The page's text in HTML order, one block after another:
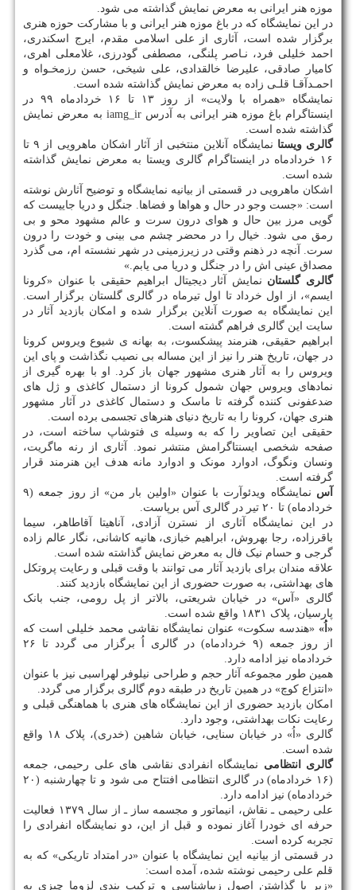
موزه هنر ایرانی به معرض نمایش گذاشته می شود.
در این نمایشگاه که در باغ موزه هنر ایرانی و با مشارکت حوزه هنری
برگزار شده است، آثاری از علی اسلامی مقدم، ایرج اسکندری،
احمد خلیلی فرد، نـاصر پلنگی، مصطفی گودرزی، غلامعلی اهری،
کامیار صادقی، علیرضا خالقدادی، علی شیخی، حسن رزمخـواه و
احمـدآقـا قلـی زاده به معرض نمایش گذاشته شده است.
نمایشگاه «همراه با ولایت» از روز ۱۳ تا ۱۶ خردادماه ۹۹ در
اینستاگرام باغ موزه هنر ایرانی به آدرس iamg_ir به معرض نمایش
گذاشته شده است.
گالری ویستا
نمایشگاه آنلاین منتخبی از آثار اشکان ماهرویی از ۹ تا
۱۶ خردادماه در اینستاگرام گالری ویستا به معرض نمایش گذاشته
شده است.
اشکان ماهرویی در قسمتی از بیانیه نمایشگاه و توضیح آثارش نوشته
است: «جست وجو در حال و هواها و فضاها. جنگل و دریا جاییست که
گویی مرز بین حال و هوای درون سرت و عالم مشهود محو و بی
رمق می شود. خیال را در محضر چشم می بینی و خودت را درون
سرت. آنچه در ذهنم وقتی در زیرزمینی در شهر نشسته ام، می گذرد
مصداق عینی اش را در جنگل و دریا می یابم.»
گالری گلستان نمایش آثار دیجیتال ابراهیم حقیقی با عنوان «کرونا
ایسم»، از اول خرداد تا اول تیرماه در گالری گلستان برگزار است.
این نمایشگاه به صورت آنلاین برگزار شده و امکان بازدید آثار در
سایت این گالری فراهم گشته است.
ابراهیم حقیقی، هنرمند پیشکسوت، به بهانه ی شیوع ویروس کرونا
در جهان، تاریخ هنر را نیز از این مساله بی نصیب نگذاشت و پای این
ویروس را به آثار هنری مشهور جهان باز کرد. او با بهره گیری از
نمادهای ویروس جهان شمول کرونا از دستمال کاغذی و ژل های
ضدعفونی کننده گرفته تا ماسک و دستمال کاغذی در آثار مشهور
هنری جهان، کرونا را به تاریخ دنیای هنرهای تجسمی برده است.
حقیقی این تصاویر را که به وسیله ی فتوشاپ ساخته است، در
صفحه شخصی ایسنتاگرامش منتشر نمود. آثاری از رنه ماگریت،
ونسان ونگوگ، ادوارد مونک و ادوارد مانه هدف این هنرمند قرار
گرفته است.
آس
نمایشگاه ویدئوآرت با عنوان «اولین بار من» از روز جمعه (۹
خردادماه) تا ۲۰ تیر در گالری آس برپاست.
در این نمایشگاه آثاری از نسترن آزادی، آناهیتا آقاطاهر، سیما
باقرزاده، رجا بهروش، ابراهیم خبازی، هانیه کاشانی، نگار عالم زاده
گرجی و حسام نیک فال به معرض نمایش گذاشته شده است.
علاقه مندان برای بازدید آثار می توانند با وقت قبلی و رعایت پروتکل
های بهداشتی، به صورت حضوری از این نمایشگاه بازدید کنند.
گالری «آس» در خیابان شریعتی، بالاتر از پل رومی، جنب بانک
پارسیان، پلاک ۱۸۳۱ واقع شده است.
«اُ» «هندسه سکوت» عنوان نمایشگاه نقاشی محمد خلیلی است که
از روز جمعه (۹ خردادماه) در گالری اُ برگزار می گردد تا ۲۶
خردادماه نیز ادامه دارد.
همین طور مجموعه آثار حجم و طراحی نیلوفر لهراسبی نیز با عنوان
«انتزاع کوچ» در همین تاریخ در طبقه دوم گالری برگزار می گردد.
امکان بازدید حضوری از این نمایشگاه های هنری با هماهنگی قبلی و
رعایت نکات بهداشتی، وجود دارد.
گالری «اُ» در خیابان سنایی، خیابان شاهین (خدری)، پلاک ۱۸ واقع
شده است.
گالری انتظامی نمایشگاه انفرادی نقاشی های علی رحیمی، جمعه
(۱۶ خردادماه) در گالری انتظامی افتتاح می شود و تا چهارشنبه (۲۰
خردادماه) نیز ادامه دارد.
علی رحیمی ـ نقاش، انیماتور و مجسمه ساز ـ از سال ۱۳۷۹ فعالیت
حرفه ای خودرا آغاز نموده و قبل از این، دو نمایشگاه انفرادی را
تجربه کرده است.
در قسمتی از بیانیه این نمایشگاه با عنوان «در امتداد تاریکی» که به
قلم علی رحیمی نوشته شده، آمده است:
«زیر پا گذاشتن اصول زیباشناسی و ترکیب بندی لزوما چیزی به